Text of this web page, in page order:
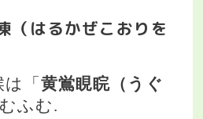
（はるかぜこおりを
は「黄鴬睍睆（うぐ
ふむ.